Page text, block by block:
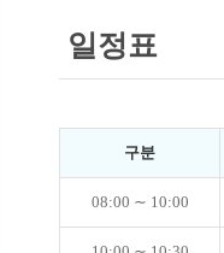
일정표
구분
08:00 ∼ 10:00